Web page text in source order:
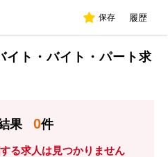
保存 履歴
イト・バイト・パート求
果 0件
る求人は見つかりません